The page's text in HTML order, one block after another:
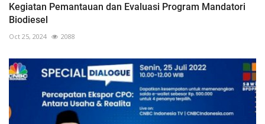
Kegiatan Pemantauan dan Evaluasi Program Mandatori
Biodiesel
Oct 25, 2024 2088